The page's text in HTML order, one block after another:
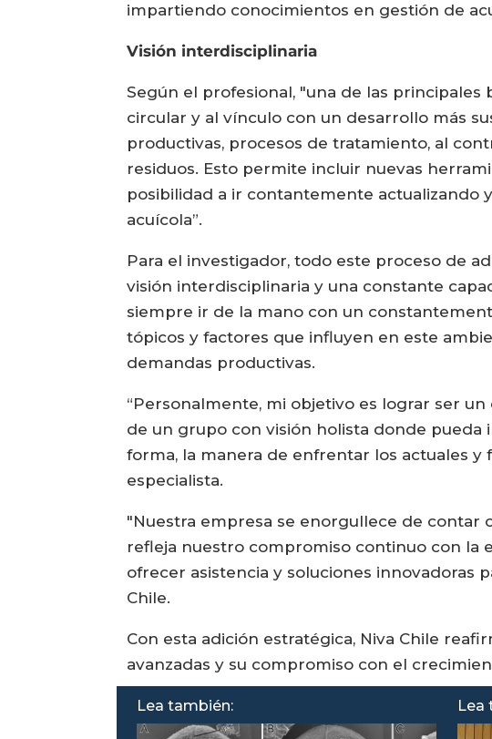
impartiendo conocimientos en gestión de
Visión interdisciplinaria
Según el profesional, "una de las
circular y al vínculo con un desarrollo más
productivas, procesos de tratamiento, al
residuos. Esto permite incluir nuevas
posibilidad a ir contantemente actualizando
acuícola”.
Para el investigador, todo este proceso de
visión interdisciplinaria y una constante
siempre ir de la mano con un
tópicos y factores que influyen en este
demandas productivas.
“Personalmente, mi objetivo es lograr ser
de un grupo con visión holista donde pueda
forma, la manera de enfrentar los actuales y
especialista.
"Nuestra empresa se enorgullece de contar
refleja nuestro compromiso continuo con la
ofrecer asistencia y soluciones innovadoras
Chile.
Con esta adición estratégica, Niva Chile
avanzadas y su compromiso con el
Lea también: Lea